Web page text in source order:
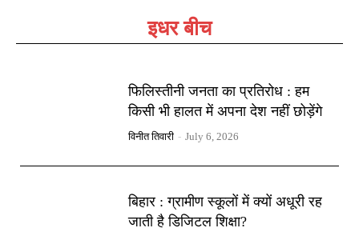
इधर बीच
फिलिस्तीनी जनता का प्रतिरोध : हम
किसी भी हालत में अपना देश नहीं छोड़ेंगे
विनीत तिवारी - July 6, 2026
बिहार : ग्रामीण स्कूलों में क्यों अधूरी रह
जाती है डिजिटल शिक्षा?